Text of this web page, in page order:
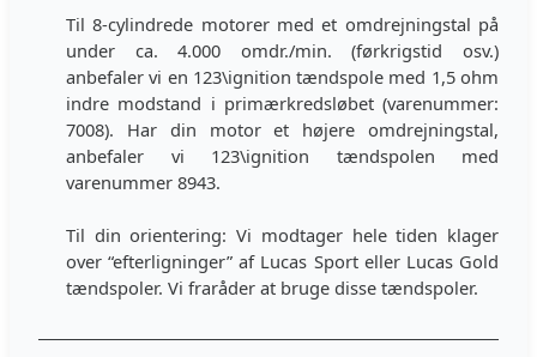
Til 8-cylindrede motorer med et omdrejningstal på
under ca. 4.000 omdr./min. (førkrigstid osv.)
anbefaler vi en 123\ignition tændspole med 1,5 ohm
indre modstand i primærkredsløbet (varenummer:
7008). Har din motor et højere omdrejningstal,
anbefaler vi 123\ignition tændspolen med
varenummer 8943.
Til din orientering: Vi modtager hele tiden klager
over “efterligninger” af Lucas Sport eller Lucas Gold
tændspoler. Vi fraråder at bruge disse tændspoler.